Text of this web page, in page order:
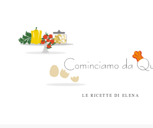
LE RICETTE DI ELENA